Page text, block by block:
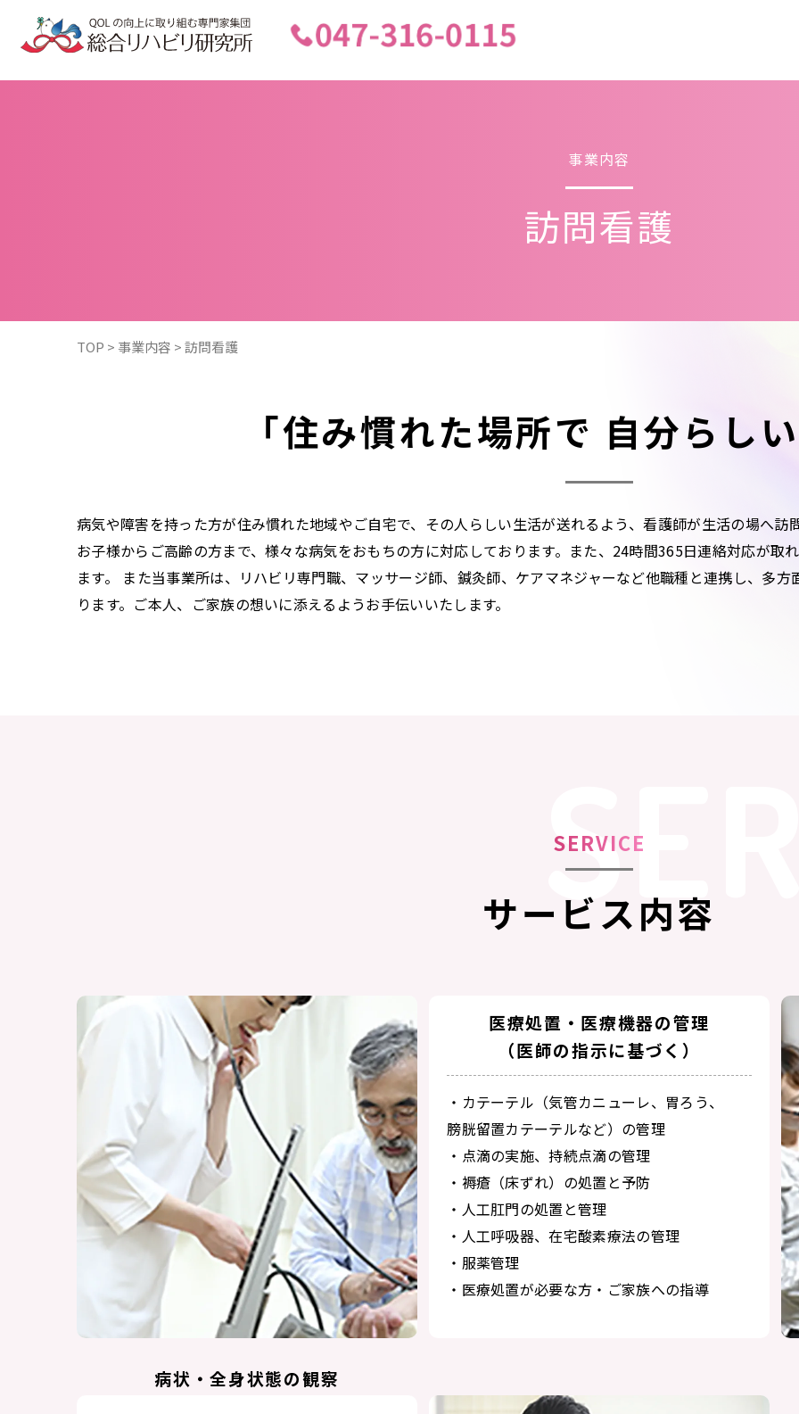
事業内容
訪問看護
TOP > 事業内容 >訪問看護
「住み慣れた場所で 自分らし
病気や障害を持った方が住み慣れた地域やご自宅で、その人らしい生活が送れるよう、看護師が生活の場へ
お子様からご高齢の方まで、様々な病気をおもちの方に対応しております。また、24時間365日連絡対応が取
ます。 また当事業所は、リハビリ専門職、マッサージ師、鍼灸師、ケアマネジャーなど他職種と連携し、多
ります。ご本人、ご家族の想いに添えるようお手伝いいたします。
SERVICE
サービス内容
病状・全身状態の観察
医療処置・医療機器の管理
（医師の指示に基づく）
・カテーテル（気管カニューレ、胃ろう、
膀胱留置カテーテルなど）の管理
・点滴の実施、持続点滴の管理
・褥瘡（床ずれ）の処置と予防
・人工肛門の処置と管理
・人工呼吸器、在宅酸素療法の管理
・服薬管理
・医療処置が必要な方・ご家族への指導